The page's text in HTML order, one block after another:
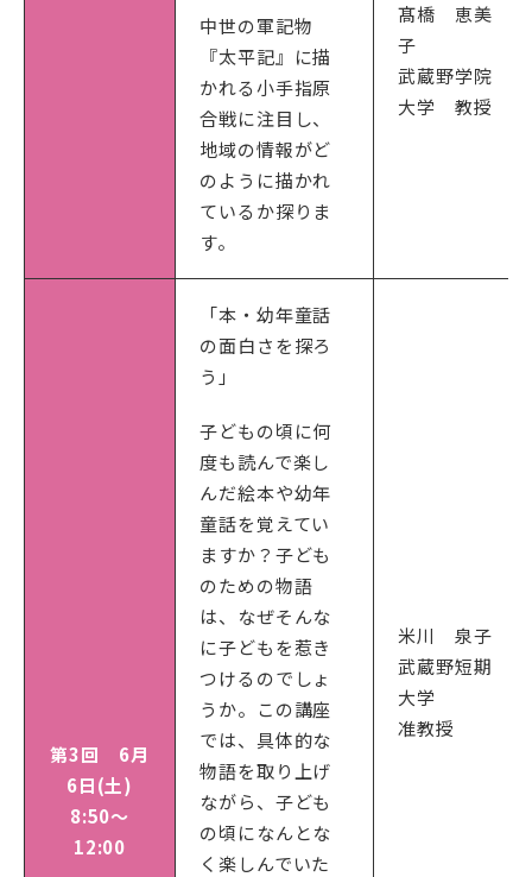
中世の軍記物
『太平記』に描
かれる小手指原
合戦に注目し、
地域の情報がど
のように描かれ
ているか探りま
す。
髙橋 恵美
子
武蔵野学院
大学 教授
第3回 6月
6日(土)
8:50～
12:00
「本・幼年童話
の面白さを探ろ
う」
子どもの頃に何
度も読んで楽し
んだ絵本や幼年
童話を覚えてい
ますか？子ども
のための物語
は、なぜそんな
に子どもを惹き
つけるのでしょ
うか。この講座
では、具体的な
物語を取り上げ
ながら、子ども
の頃になんとな
く楽しんでいた
米川 泉子
武蔵野短期
大学
准教授